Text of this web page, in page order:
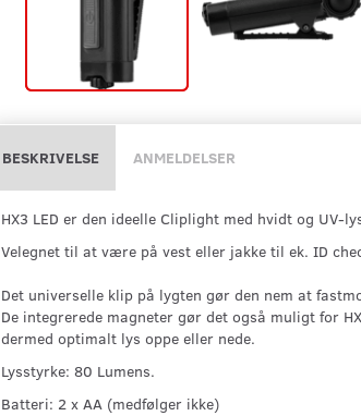
BESKRIVELSE ANMELDELSER
HX3 LED er den ideelle Cliplight med hvidt og UV-
Velegnet til at være på vest eller jakke til ek. ID
Det universelle klip på lygten gør den nem at
De integrerede magneter gør det også muligt for
dermed optimalt lys oppe eller nede.
Lysstyrke: 80 Lumens.
Batteri: 2 x AA (medfølger ikke)